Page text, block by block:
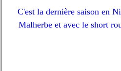
C'est la dernière saison en
Malherbe et avec le short